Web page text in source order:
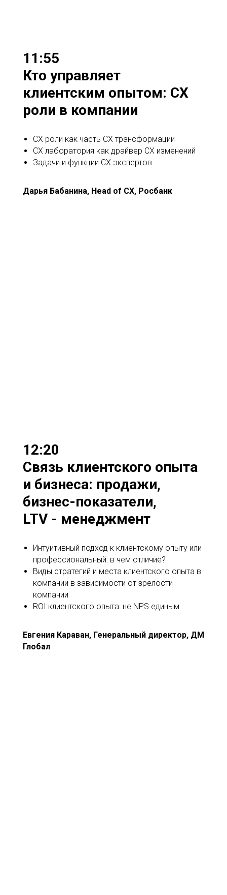
11:55
Кто управляет
клиентским опытом: СХ
роли в компании
СХ роли как часть СХ трансформации
СХ лаборатория как драйвер СХ изменений
Задачи и функции СХ экспертов
Дарья Бабанина, Head of CX, Росбанк
12:20
Связь клиентского опыта
и бизнеса: продажи,
бизнес-показатели,
LTV - менеджмент
Интуитивный подход к клиентскому опыту или
профессиональный: в чем отличие?
Виды стратегий и места клиентского опыта в
компании в зависимости от зрелости
компании
ROI клиентского опыта: не NPS единым..
Евгения Караван, Генеральный директор, ДМ
Глобал